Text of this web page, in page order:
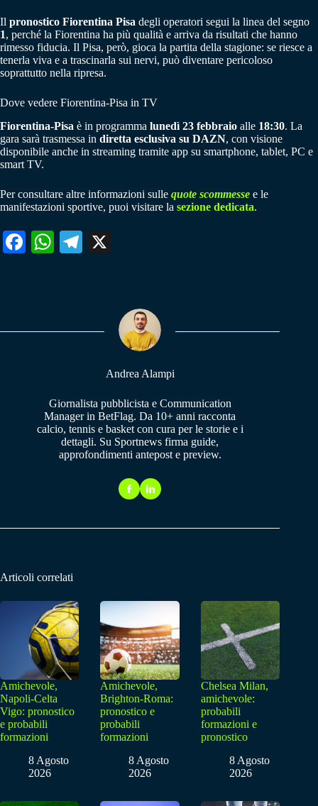
Il pronostico Fiorentina Pisa degli operatori segui la linea del segno
1, perché la Fiorentina ha più qualità e arriva da risultati che hanno
rimesso fiducia. Il Pisa, però, gioca la partita della stagione: se riesce a
tenerla viva e a trascinarla sui nervi, può diventare pericoloso
soprattutto nella ripresa.
Dove vedere Fiorentina-Pisa in TV
Fiorentina-Pisa è in programma lunedì 23 febbraio alle 18:30. La
gara sarà trasmessa in diretta esclusiva su DAZN, con visione
disponibile anche in streaming tramite app su smartphone, tablet, PC e
smart TV.
Per consultare altre informazioni sulle quote scommesse e le
manifestazioni sportive, puoi visitare la sezione dedicata.
Fa W
pp
Te
m
Andrea Alampi
Giornalista pubblicista e Communication
Manager in BetFlag. Da 10+ anni racconta
calcio, tennis e basket con cura per le storie e i
dettagli. Su Sportnews firma guide,
approfondimenti antepost e preview.
Articoli correlati
Amichevole,
Napoli-Celta
Vigo: pronostico
e probabili
formazioni
8 Agosto
2026
Amichevole,
Brighton-Roma:
pronostico e
probabili
formazioni
8 Agosto
2026
Chelsea Milan,
amichevole:
probabili
formazioni e
pronostico
8 Agosto
2026